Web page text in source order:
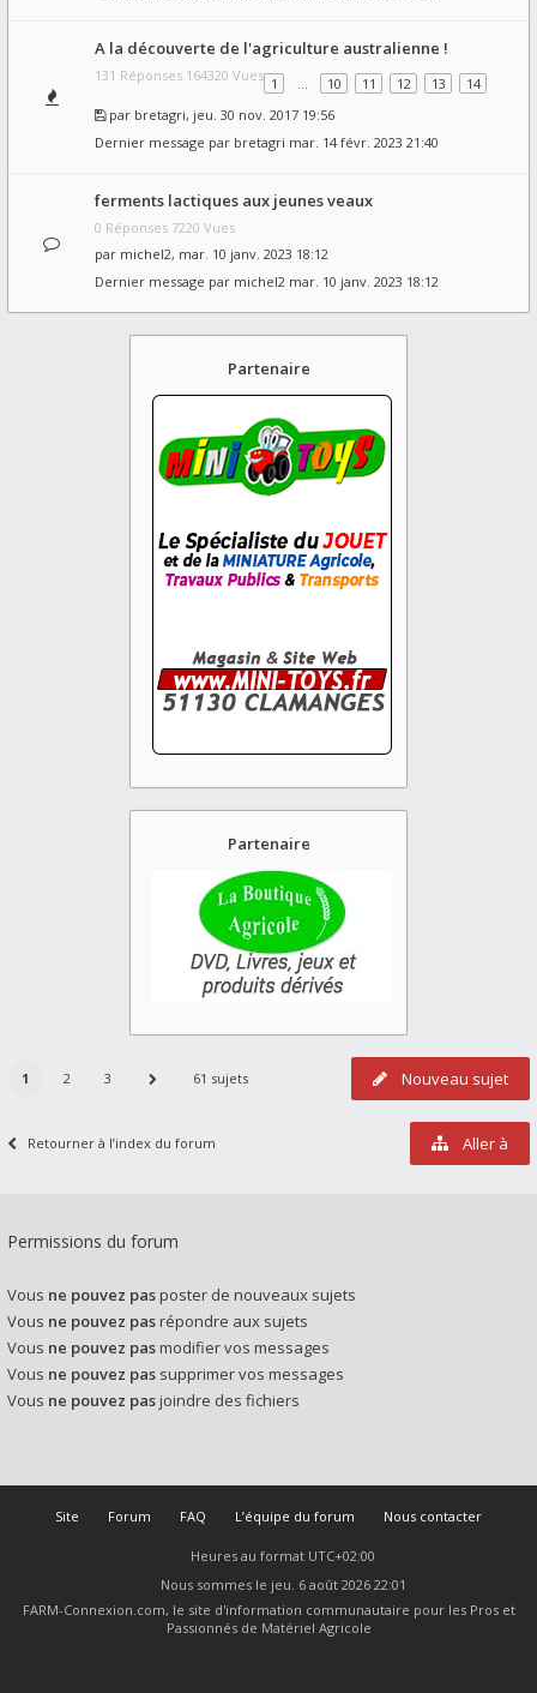
A la découverte de l'agriculture australienne !
131 Réponses 164320 Vues 1 … 10 11 12 13
14
par bretagri, jeu. 30 nov. 2017 19:56
Dernier message par bretagri mar. 14 févr. 2023 21:40
ferments lactiques aux jeunes veaux
0 Réponses 7220 Vues
par michel2, mar. 10 janv. 2023 18:12
Dernier message par michel2 mar. 10 janv. 2023 18:12
Partenaire
Partenaire
Nouveau sujet
1 2 3 61 sujets
Retourner à l’index du forum Aller à
Permissions du forum
Vous ne pouvez pasposter de nouveaux sujets
Vous ne pouvez pasrépondre aux sujets
Vous ne pouvez pasmodifier vos messages
Vous ne pouvez pas supprimer vos messages
Vous ne pouvez pasjoindre des fichiers
Site Forum FAQ L’équipe du forum Nous contacter
Heures au format UTC+02:00
Nous sommes le jeu. 6 août 2026 22:01
FARM-Connexion.com, le site d'information communautaire pour les Pros et
Passionnés de Matériel Agricole